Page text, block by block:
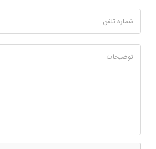
شماره تلفن
توضیحات